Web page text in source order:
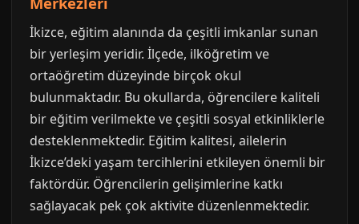
İkizce, eğitim alanında da çeşitli imkanlar sunan
bir yerleşim yeridir. İlçede, ilköğretim ve
ortaöğretim düzeyinde birçok okul
bulunmaktadır. Bu okullarda, öğrencilere kaliteli
bir eğitim verilmekte ve çeşitli sosyal etkinliklerle
desteklenmektedir. Eğitim kalitesi, ailelerin
İkizce’deki yaşam tercihlerini etkileyen önemli bir
faktördür. Öğrencilerin gelişimlerine katkı
sağlayacak pek çok aktivite düzenlenmektedir.